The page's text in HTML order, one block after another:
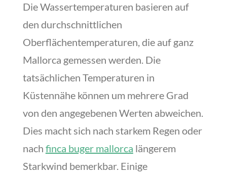
Die Wassertemperaturen basieren auf
den durchschnittlichen
Oberflächentemperaturen, die auf ganz
Mallorca gemessen werden. Die
tatsächlichen Temperaturen in
Küstennähe können um mehrere Grad
von den angegebenen Werten abweichen.
Dies macht sich nach starkem Regen oder
nach finca buger mallorca längerem
Starkwind bemerkbar. Einige